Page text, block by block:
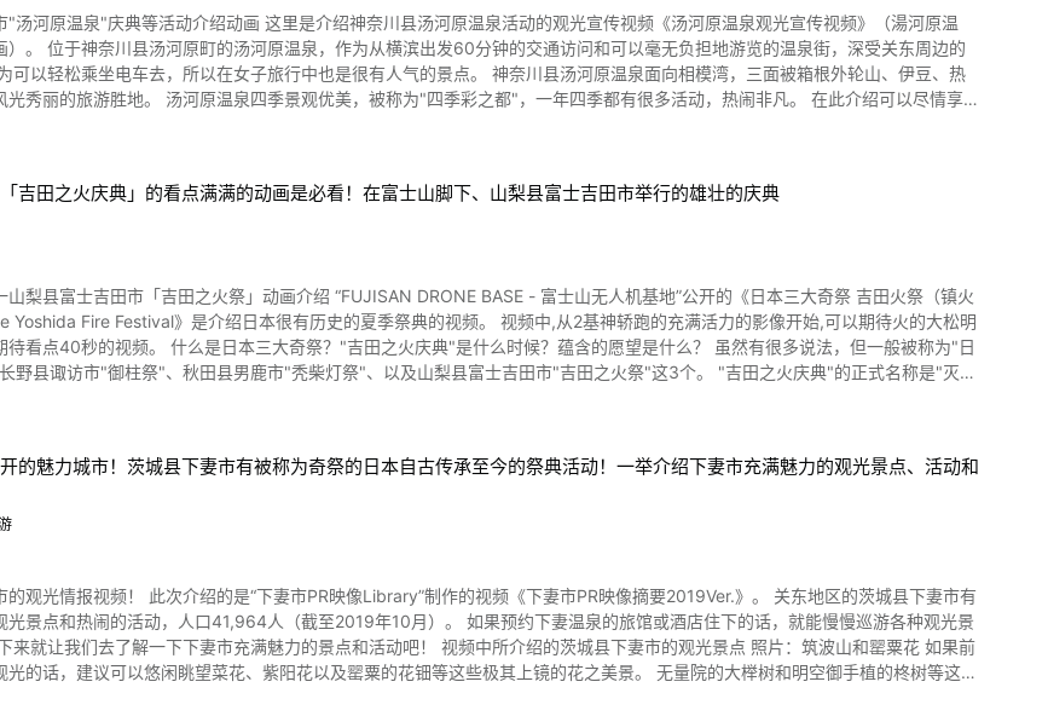
方资讯网站和观光杂志都曾介绍过。 对这样有震撼力的祭典感兴趣的人，请务必观赏这部鸟羽火祭的视频。 鸟羽火祭当天设有摊
444-0704 爱知县西尾市鸟羽町西迫89 【交通】名铁蒲郡线“三河鸟羽”
【停车场】有 （故乡公园・鱼市场等约400个车位） 【电话号码】0563-62-2852 【Tripadvisor】鸟羽神明社
Attraction_Review-g1019652-d2005852-Reviews-Toba_Shinmeisha_Temple-
"汤河原温泉"庆典等活动介绍动画 这里是介绍神奈川县汤河原温泉活动的观光宣传视频《汤河原温泉观光宣传视频》（湯河原温
。 位于神奈川县汤河原町的汤河原温泉，作为从横滨出发60分钟的交通访问和可以毫无负担地游览的温泉街，深受关东周边的
电车去，所以在女子旅行中也是很有人气的景点。 神奈川县汤河原温泉面向相模湾，三面被箱根外轮山、伊豆、热
丽的旅游胜地。 汤河原温泉四季景观优美，被称为"四季彩之都"，一年四季都有很多活动，热闹非凡。 在此介绍可以尽情享
向神轿的抬手和神轿泼热水。据说是再现了江户时代为祈愿献汤神轿安全而浇水仪式的庆典。 "泼水节"在往年5月的第4个星
火虫庆典"萤火虫宴会" 往年5月下旬至6月中旬，在万叶公园举行的萤火虫庆典"萤火虫盛
虫小屋中，由当地小学生亲手放飞，在公园内的水边散发出美丽的光芒，营造出梦幻般的景象。 雄壮的手筒烟花也必看！汤
在夏天的汤河原，可以欣赏到充满魄力的雄壮的手筒烟花和焰火表演。 远州手筒烟花的数量约为100根，从烟花师的手中支撑的手
样子一定很感动！而且，公园里可以燃放的烟花，在日本一居室附近可以看到的燃放烟花，近在咫尺是它的魅力所在。 日
） 时间:手筒烟花 20:20~20:40 焰火晚会 20:40~21:00 烟花开始之前，还可以观看鼓乐演奏。 汤河原温泉的夏
胜地。 因四季的景观美
。2024年的举办信息目前还没有发表,请查看汤河原温泉官方旅游网站。 可以
梅林 汤河原温泉还有可以感受到日本四季变化的景点。 汤河原温泉区的位于幕山公园的汤
节约有4000株梅花盛开。 夏至时节，在奥汤河滩周边还可以看到萤火虫。在秋天在万叶公园，在包括五所神社在内的各种旅游景
在充满自然的汤河原温泉区，也充满了即时拍摄景点！ 汤河原温泉的阿波罗庄有漂浮着橘子的浴池。 在万叶公园泡
要留下特别回忆的人一定要去这样的洞穴设施。 另外,汤河原还有在拉面爱好者之间被推崇为"拉面的圣地"的人气拉面店"饭田商
往返也是汤河原温泉区的魅力所在。 去汤河原温泉观光,亲眼看看视频中介绍的风流景色和雄壮的庆典吧。 过去，在夜晚的温泉街
舞蹈进行游行的桑巴游行。去神奈川县的汤河原温泉观光的时候，在汤河原温泉官方观光网站上确认举办活动和庆典日程之后，再
千差万别！一手拿着地图尽情享受汤河原温泉旅行吧！ 【官方网站】神奈川县汤河原町 市政厅主页
吉田之火庆典」的看点满满的动画是必看！在富士山脚下、山梨县富士吉田市举行的雄壮的庆典
之火祭」动画介绍 “FUJISAN DRONE BASE - 富士山无人机基地”公开的《日本三大奇祭 吉田火祭（镇火
Festival》是介绍日本很有历史的夏季祭典的视频。 视频中,从2基神轿跑的充满活力的影像开始,可以期待火的大松明
火庆典"是什么时候？蕴含的愿望是什么？ 虽然有很多说法，但一般被称为"日
诹访市"御柱祭"、秋田县男鹿市"秃柴灯祭"、以及山梨县富士吉田市"吉田之火祭"这3个。 "吉田之火庆典"的正式名称是"灭火
田村诹访明神的例祭（7月22日）燃
己，在着火的产房里生下了三个孩子。 大火炬的点火等"吉田之火庆典"的看点是什么？ 图片来源 :YouTube
往浅间神社。 从视频0:43起可以阅览。 2尊大神轿之一是模仿富士山的形状而造，从视频1:00起可阅览。 高约3
从动画的1:54中可以看到火炬的点火情况。许多火炬点燃后,仿佛整个街道都变成了火海一样,展
车现象,所
山被众人喜爱。 富士山脚举办的祭
山真是深受日本国民所喜爱呢。 浏览过视频后可以再仔细浏览一遍，尽情体验被称为日本三大奇祭的勇猛精悍
的魅力城市！茨城县下妻市有被称为奇祭的日本自古传承至今的祭典活动！一举介绍下妻市充满魅力的观光景点、活动和
光情报视频！ 此次介绍的是“下妻市PR映像Library”制作的视频《下妻市PR映像摘要2019Ver.》。 关东地区的茨城县下妻市有
光景点和热闹的活动，人口41,964人（截至2019年10月）。 如果预约下妻温泉的旅馆或酒店住下的话，就能慢慢巡游各种观光景
一下下妻市充满魅力的景点和活动吧！ 视频中所介绍的茨城县下妻市的观光景点 照片：筑波山和罂粟花 如果前
光的话，建议可以悠闲眺望菜花、紫阳花以及罂粟的花钿等这些极其上镜的花之美景。 无量院的大榉树和明空御手植的柊树等这些